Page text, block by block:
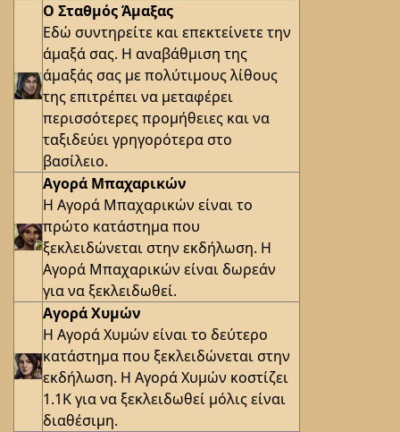
Ο Σταθμός Άμαξας
Εδώ συντηρείτε και επεκτείνετε την
άμαξά σας. Η αναβάθμιση της
άμαξάς σας με πολύτιμους λίθους
της επιτρέπει να μεταφέρει
περισσότερες προμήθειες και να
ταξιδεύει γρηγορότερα στο
βασίλειο.
Αγορά Μπαχαρικών
Η Αγορά Μπαχαρικών είναι το
πρώτο κατάστημα που
ξεκλειδώνεται στην εκδήλωση. Η
Αγορά Μπαχαρικών είναι δωρεάν
για να ξεκλειδωθεί.
Αγορά Χυμών
Η Αγορά Χυμών είναι το δεύτερο
κατάστημα που ξεκλειδώνεται στην
εκδήλωση. Η Αγορά Χυμών κοστίζει
1.1K για να ξεκλειδωθεί μόλις είναι
διαθέσιμη.